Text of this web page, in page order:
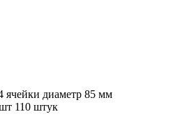
ячейки диаметр 85 мм
110 штук